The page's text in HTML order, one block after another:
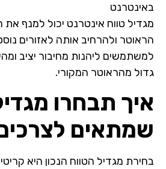
באינטרנט
מגדיל טווח אינטרנט יכול למנף
הראוטר ולהרחיב אותה לאזורים
למשתמשים ליהנות מחיבור יציב
גדול מהראוטר המקורי.
איך תבחרו
שמתאים
בחירת מגדיל הטווח הנכון היא